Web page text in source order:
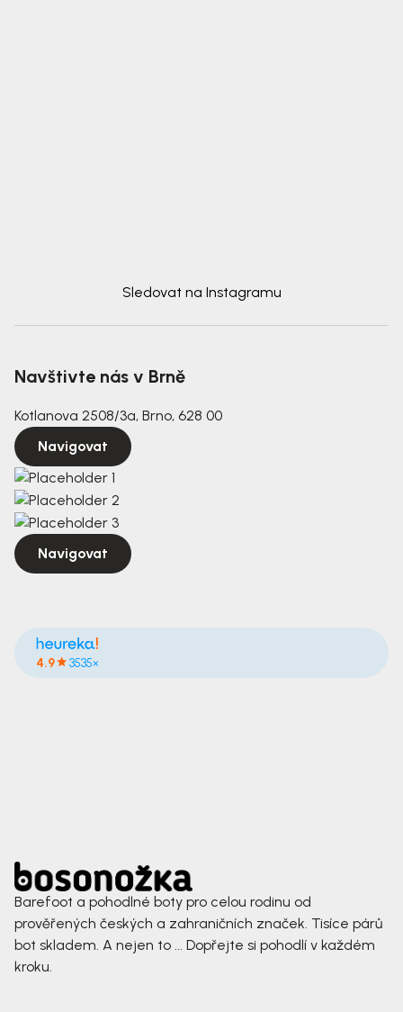
Sledovat na Instagramu
Navštivte nás v Brně
Kotlanova 2508/3a, Brno, 628 00
Navigovat
Navigovat
4.9 3535×
Barefoot a pohodlné boty pro celou rodinu od
prověřených českých a zahraničních značek. Tisíce párů
bot skladem. A nejen to ... Dopřejte si pohodlí v každém
kroku.